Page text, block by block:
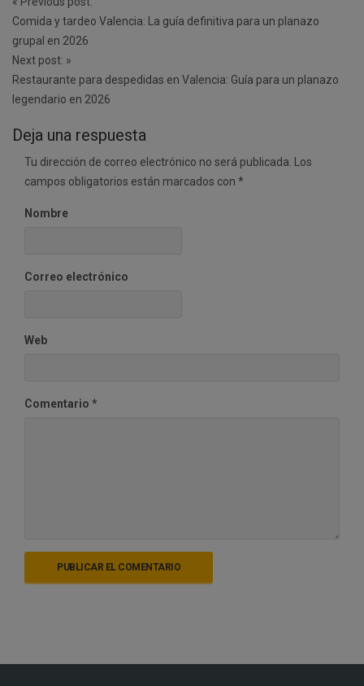
navigation
Comida y tardeo Valencia: La guía definitiva para un planazo
grupal en 2026
Next post: »
Restaurante para despedidas en Valencia: Guía para un planazo
legendario en 2026
Deja una respuesta
Tu dirección de correo electrónico no será publicada.
Los
campos obligatorios están marcados con *
Nombre
Correo electrónico
Web
Comentario *